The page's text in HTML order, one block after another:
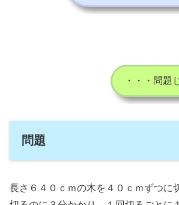
・・・問題
問題
長さ６４０ｃｍの木を４０ｃｍずつに